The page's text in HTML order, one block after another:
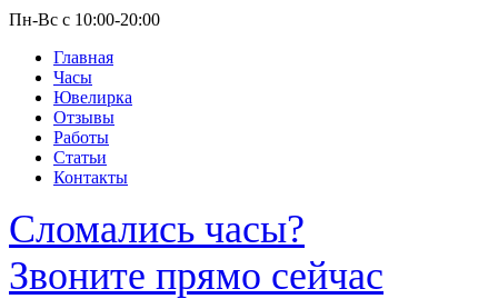
Пн-Вс с 10:00-20:00
Главная
Часы
Ювелирка
Отзывы
Работы
Статьи
Контакты
Сломались часы?
Звоните прямо сейчас